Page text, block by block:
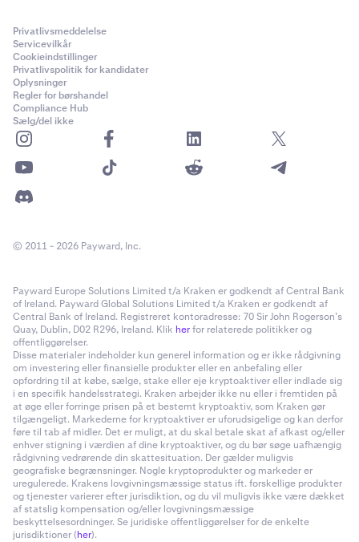
Privatlivsmeddelelse
Servicevilkår
Cookieindstillinger
Privatlivspolitik for kandidater
Oplysninger
Regler for børshandel
Compliance Hub
Sælg/del ikke
© 2011 - 2026 Payward, Inc.
Payward Europe Solutions Limited t/a Kraken er godkendt af Central Bank
of Ireland. Payward Global Solutions Limited t/a Kraken er godkendt af
Central Bank of Ireland. Registreret kontoradresse: 70 Sir John Rogerson’s
Quay, Dublin, D02 R296, Ireland. Klik herfor relaterede politikker og
offentliggørelser.
Disse materialer indeholder kun generel information og er ikke rådgivning
om investering eller finansielle produkter eller en anbefaling eller
opfordring til at købe, sælge, stake eller eje kryptoaktiver eller indlade sig
i en specifik handelsstrategi. Kraken arbejder ikke nu eller i fremtiden på
at øge eller forringe prisen på et bestemt kryptoaktiv, som Kraken gør
tilgængeligt. Markederne for kryptoaktiver er uforudsigelige og kan derfor
føre til tab af midler. Det er muligt, at du skal betale skat af afkast og/eller
enhver stigning i værdien af dine kryptoaktiver, og du bør søge uafhængig
rådgivning vedrørende din skattesituation. Der gælder muligvis
geografiske begrænsninger. Nogle kryptoprodukter og markeder er
uregulerede. Krakens lovgivningsmæssige status ift. forskellige produkter
og tjenester varierer efter jurisdiktion, og du vil muligvis ikke være dækket
af statslig kompensation og/eller lovgivningsmæssige
beskyttelsesordninger. Se juridiske offentliggørelser for de enkelte
jurisdiktioner (her).